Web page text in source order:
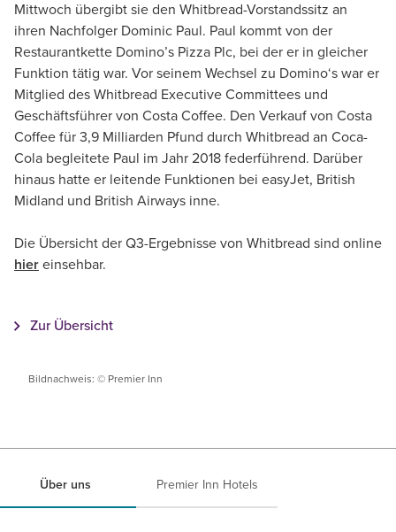
Mittwoch übergibt sie den Whitbread-Vorstandssitz an
ihren Nachfolger Dominic Paul. Paul kommt von der
Restaurantkette Domino’s Pizza Plc, bei der er in gleicher
Funktion tätig war. Vor seinem Wechsel zu Domino‘s war er
Mitglied des Whitbread Executive Committees und
Geschäftsführer von Costa Coffee. Den Verkauf von Costa
Coffee für 3,9 Milliarden Pfund durch Whitbread an Coca-
Cola begleitete Paul im Jahr 2018 federführend. Darüber
hinaus hatte er leitende Funktionen bei easyJet, British
Midland und British Airways inne.
Die Übersicht der Q3-Ergebnisse von Whitbread sind online
hier einsehbar.
Zur Übersicht
Bildnachweis: © Premier Inn
Über uns Premier Inn Hotels